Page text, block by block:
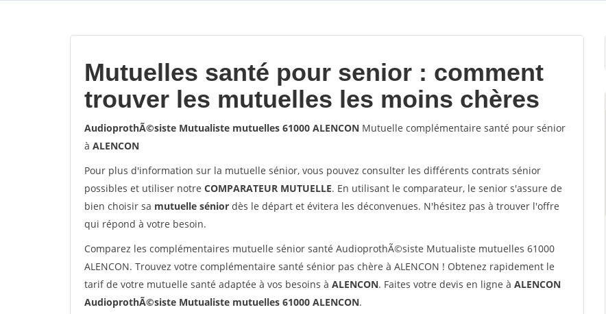
Mutuelles santé pour senior : comment
trouver les mutuelles les moins chères
AudioprothÃ©siste Mutualiste mutuelles 61000 ALENCON Mutuelle complémentaire santé pour sénior
à ALENCON
Pour plus d'information sur la mutuelle sénior, vous pouvez consulter les différents contrats sénior
possibles et utiliser notre COMPARATEUR MUTUELLE. En utilisant le comparateur, le senior s'assure de
bien choisir sa mutuelle sénior dès le départ et évitera les déconvenues. N'hésitez pas à trouver l'offre
qui répond à votre besoin.
Comparez les complémentaires mutuelle sénior santé AudioprothÃ©siste Mutualiste mutuelles 61000
ALENCON. Trouvez votre complémentaire santé sénior pas chère à ALENCON ! Obtenez rapidement le
tarif de votre mutuelle santé adaptée à vos besoins à ALENCON. Faites votre devis en ligne à ALENCON
AudioprothÃ©siste Mutualiste mutuelles 61000 ALENCON.